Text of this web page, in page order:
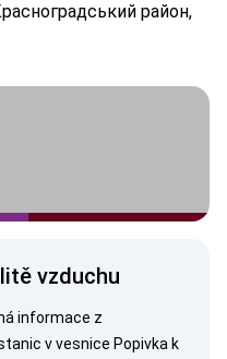
район,
vzduchu
informace z
v vesnice Popivka k